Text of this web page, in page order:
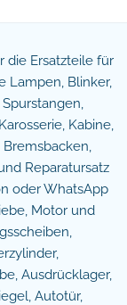
die Ersatzteile für
Lampen, Blinker,
Kabine,
Reparatursatz
oder WhatsApp
Motor und
Ausdrücklager,
Autotür,